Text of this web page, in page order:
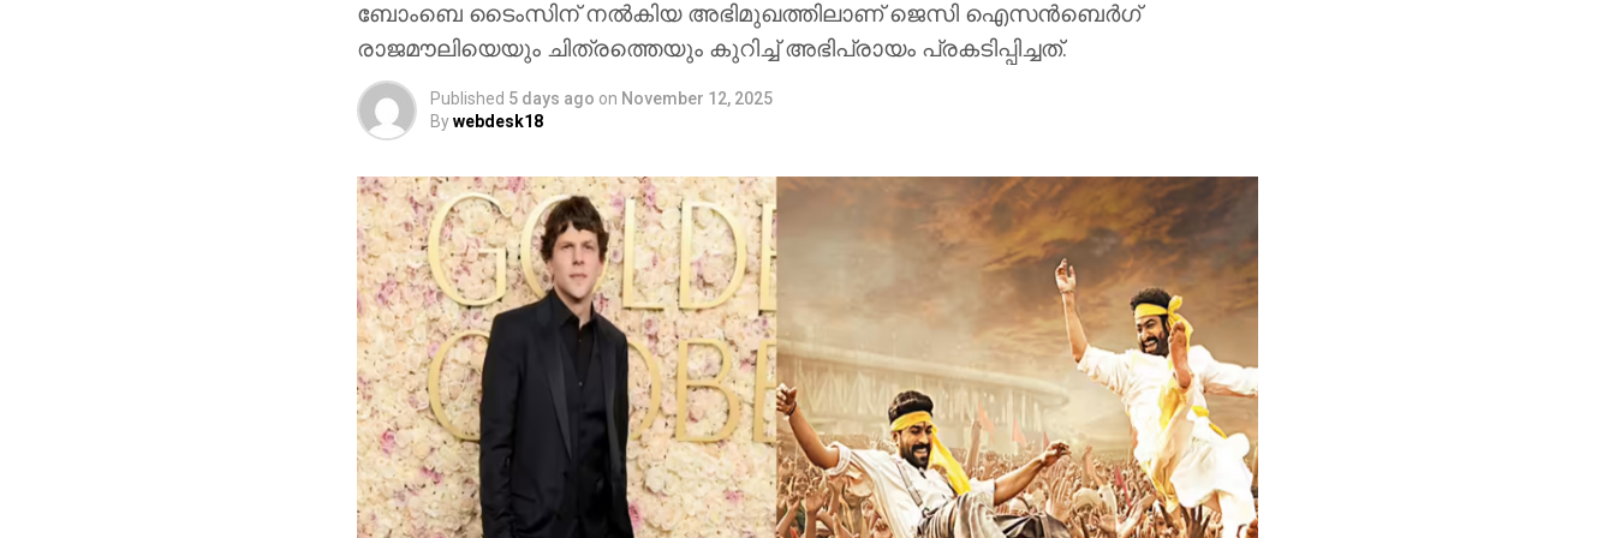
തിയേറ്ററുകളില്‍ അത്ഭുതകരമായ കാഴ്ചാനുഭവം സമ്മാനിക്കുമെന്നുറപ്പ്.
ബാഹുബലി, ഞഞഞ എന്നിവയുടെ സംവിധായകന്‍ രാജമൗലിയുടെ ഈ
ബ്രഹ്‌മാണ്ഡ പ്രോജക്റ്റ് 2027-ല്‍ തിയേറ്ററുകളിലേക്ക് എത്തും.
ബോംബെ ടൈംസിന് നല്‍കിയ അഭിമുഖത്തിലാണ് ജെസി ഐസന്‍ബെര്‍ഗ്
രാജമൗലിയെയും ചിത്രത്തെയും കുറിച്ച് അഭിപ്രായം പ്രകടിപ്പിച്ചത്.
Published 5 days ago on November 12, 2025
Bywebdesk18